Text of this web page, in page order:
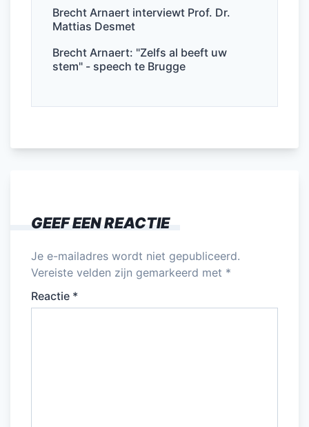
Brecht Arnaert interviewt Prof. Dr.
Mattias Desmet
Brecht Arnaert: "Zelfs al beeft uw
stem" - speech te Brugge
GEEF EEN REACTIE
Je e-mailadres wordt niet gepubliceerd.
Vereiste velden zijn gemarkeerd met *
Reactie *